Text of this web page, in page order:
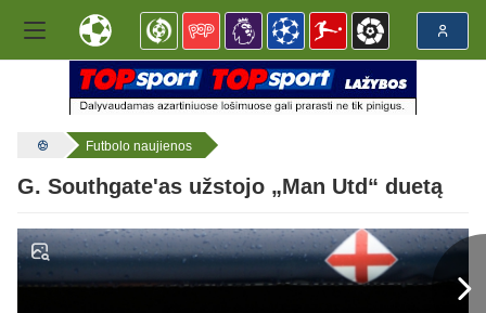
Futbolo naujienos
G. Southgate'as užstojo „Man Utd“ duetą